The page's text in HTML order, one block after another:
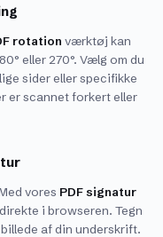
rotation værktøj kan
eller 270°. Vælg om du
sider eller specifikke
er scannet forkert eller
vores PDF signatur
i browseren. Tegn
af din underskrift.